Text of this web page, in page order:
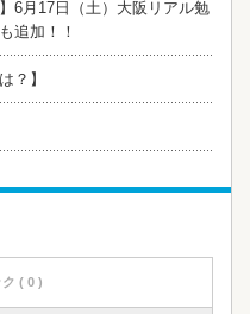
6月17日（土）大阪リアル勉
追加！！
？】
ク ( 0 )